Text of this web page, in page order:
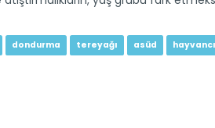
dondurma tereyağı asüd